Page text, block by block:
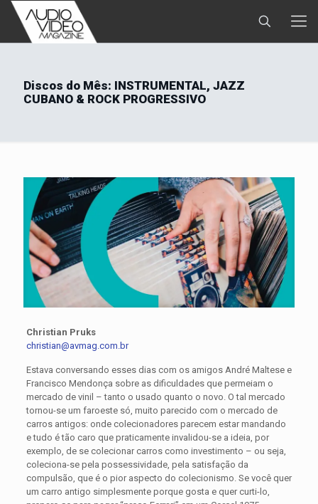
Discos do Mês: INSTRUMENTAL, JAZZ
CUBANO & ROCK PROGRESSIVO
Christian Pruks
christian@avmag.com.br
Estava conversando esses dias com os amigos André Maltese e
Francisco Mendonça sobre as dificuldades que permeiam o
mercado de vinil – tanto o usado quanto o novo. O tal mercado
tornou-se um faroeste só, muito parecido com o mercado de
carros antigos: onde colecionadores parecem estar mandando
e tudo é tão caro que praticamente invalidou-se a ideia, por
exemplo, de se colecionar carros como investimento – ou seja,
coleciona-se pela possessividade, pela satisfação da
compulsão, que é o pior aspecto do colecionismo. Se você quer
um carro antigo simplesmente porque gosta e quer curti-lo,